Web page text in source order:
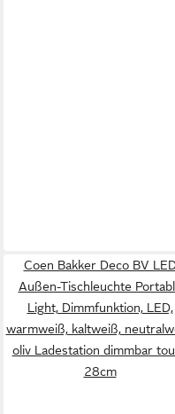
Coen Bakker Deco BV
Außen-Tischleuchte
Light, Dimmfunktion, LED,
warmweiß, kaltweiß,
oliv Ladestation dimmbar
28cm